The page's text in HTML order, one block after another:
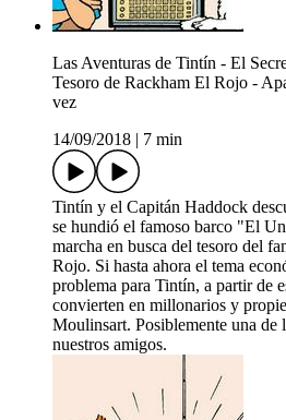
Las Aventuras de Tintín - El
Tesoro de Rackham El Rojo -
vez
14/09/2018
7 min
Tintín y el Capitán Haddock
se hundió el famoso barco "El
marcha en busca del tesoro del
Rojo. Si hasta ahora el tema
problema para Tintín, a partir de
convierten en millonarios y
Moulinsart. Posiblemente una de
nuestros amigos.